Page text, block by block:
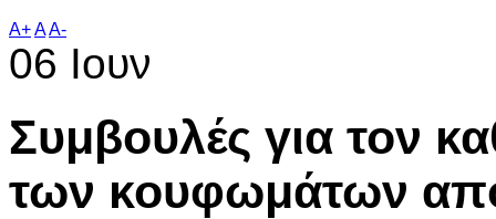
A+AA-
06 Ιουν
Συμβουλές για τον
των κουφωμάτων